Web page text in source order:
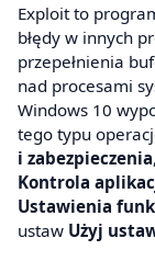
Exploit to
błędy w innych
przepełnienia
nad procesami
Windows 10
tego typu
i zabezpieczenia,
Kontrola
Ustawienia
ustaw Użyj